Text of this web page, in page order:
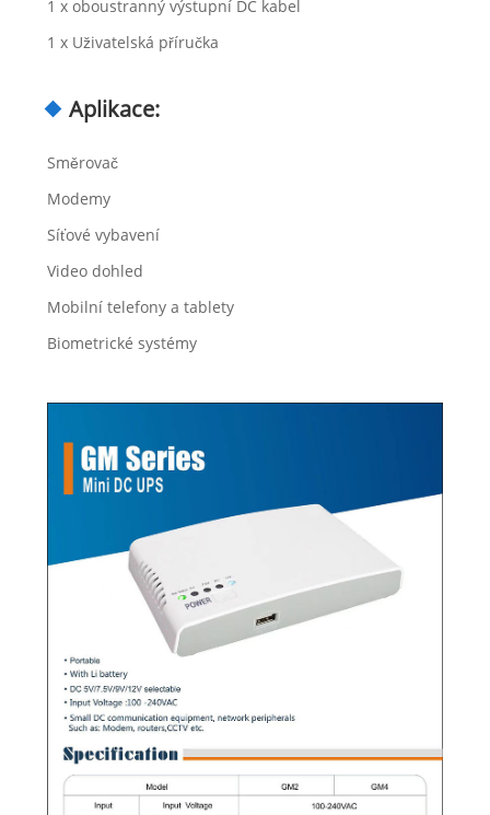
1 x oboustranný výstupní DC kabel
1 x Uživatelská příručka
Aplikace:
Směrovač
Modemy
Síťové vybavení
Video dohled
Mobilní telefony a tablety
Biometrické systémy